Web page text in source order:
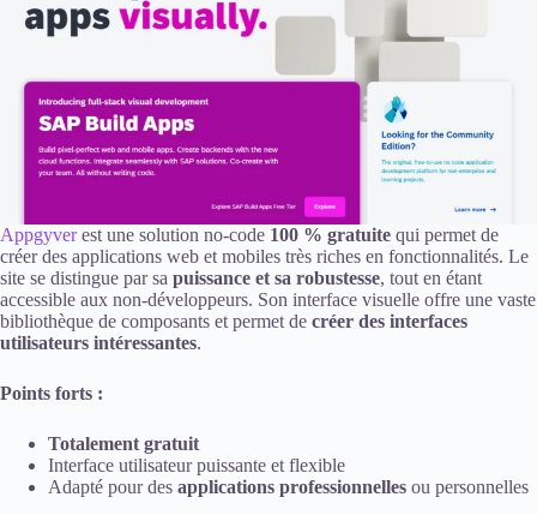
Appgyverest une solution no-code 100 % gratuite qui permet de
créer des applications web et mobiles très riches en fonctionnalités. Le
site se distingue par sa puissance et sa robustesse, tout en étant
accessible aux non-développeurs. Son interface visuelle offre une vaste
bibliothèque de composants et permet de créer des interfaces
utilisateurs intéressantes.
Points forts :
Totalement gratuit
Interface utilisateur puissante et flexible
Adapté pour des applications professionnelles ou personnelles